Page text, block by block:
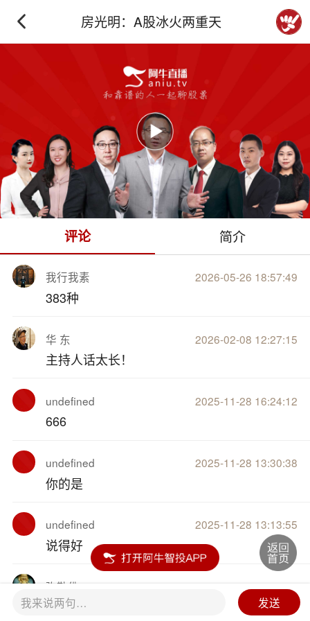
房光明：A股冰火两重天
评论 简介
我行我素 2026-05-26 18:57:49
383种
华 东 2026-02-08 12:27:15
主持人话太长！
undefined 2025-11-28 16:24:12
666
undefined 2025-11-28 13:30:38
你的是
undefined 2025-11-28 13:13:55
说得好
弥勒佛 2025-09-11 16:32:04
8
我来说两句… 发送